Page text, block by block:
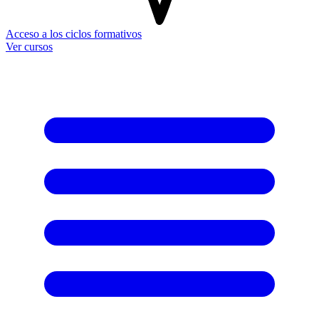
Acceso a los ciclos formativos
Ver cursos